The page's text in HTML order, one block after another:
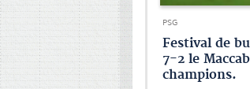
PSG
Festival de
7-2 le
champions.